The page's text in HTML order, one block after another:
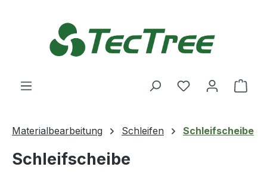
Du hast 0
Materialbearbeitung Schleifen Schleifscheibe
Schleifscheibe